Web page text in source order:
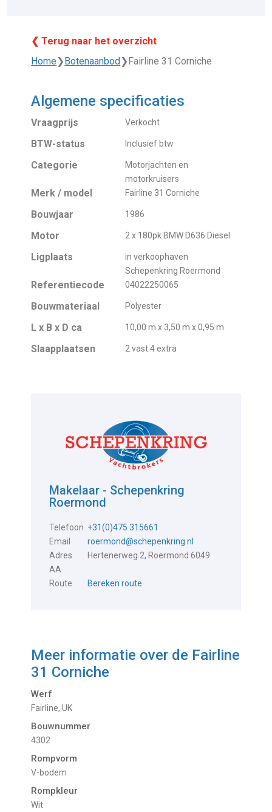
❮ Terug naar het overzicht
Home❯ Botenaanbod ❯ Fairline 31 Corniche
Algemene specificaties
Vraagprijs Verkocht
BTW-status Inclusief btw
Categorie
Motorjachten en
motorkruisers
Merk / model Fairline 31 Corniche
Bouwjaar 1986
Motor 2 x 180pk BMW D636 Diesel
Ligplaats
in verkoophaven
Schepenkring Roermond
Referentiecode 04022250065
Bouwmateriaal Polyester
L x B x D ca 10,00 m x 3,50 m x 0,95 m
Slaapplaatsen 2 vast 4 extra
Makelaar - Schepenkring
Roermond
Telefoon +31(0)475 315661
Email
roermond@schepenkring.nl
Adres
Hertenerweg 2, Roermond 6049
AA
Route
Bereken route
Meer informatie over de Fairline
31 Corniche
Werf
Fairline, UK
Bouwnummer
4302
Rompvorm
V-bodem
Rompkleur
Wit